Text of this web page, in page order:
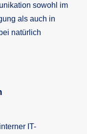
sowohl im
als auch in
natürlich
IT-